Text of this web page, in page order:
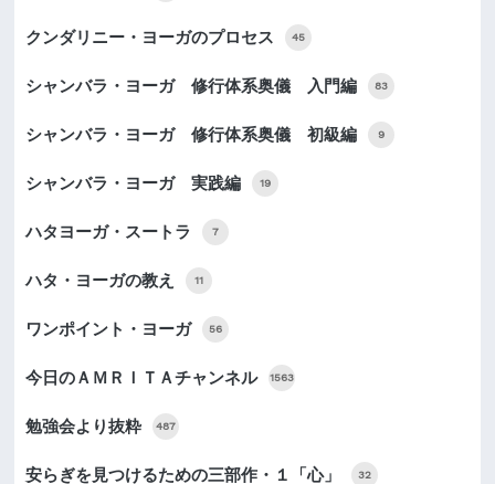
クンダリニー・ヨーガのプロセス 45
シャンバラ・ヨーガ 修行体系奥儀 入門編 83
シャンバラ・ヨーガ 修行体系奥儀 初級編 9
シャンバラ・ヨーガ 実践編 19
ハタヨーガ・スートラ 7
ハタ・ヨーガの教え 11
ワンポイント・ヨーガ 56
今日のＡＭＲＩＴＡチャンネル 1563
勉強会より抜粋 487
安らぎを見つけるための三部作・１「心」 32